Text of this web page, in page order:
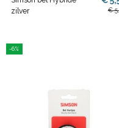
zilver
€
-6%